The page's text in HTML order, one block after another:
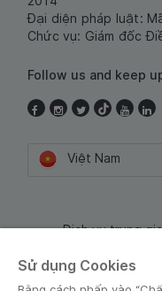
Đại diện pháp luật:
Chức vụ: Giám đốc
Follow us and keep
Việt Nam
Dịch vụ trung
Sử dụng Cookies